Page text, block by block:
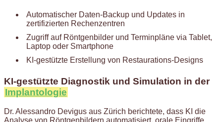
Automatischer Daten-Backup und Updates in
zertifizierten Rechenzentren
Zugriff auf Röntgenbilder und Terminpläne via Tablet,
Laptop oder Smartphone
KI-gestützte Erstellung von Restaurations-Designs
KI-gestützte Diagnostik und Simulation in der
Implantologie
Dr. Alessandro Devigus aus Zürich berichtete, dass KI die
Analyse von Röntgenbildern automatisiert, orale Eingriffe